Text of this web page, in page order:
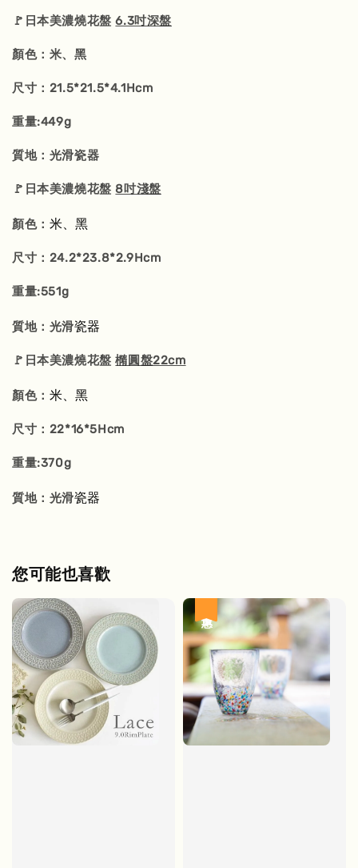
🚩日本美濃燒花盤6.3吋深盤
顏色：米、黑
尺寸：21.5*21.5*4.1Hcm
重量:449g
質地：光滑瓷器
🚩日本美濃燒花盤 8吋淺盤
顏色： 米、黑
尺寸：24.2*23.8*2.9Hcm
重量:551g
質地：光滑瓷器
🚩日本美濃燒花盤橢圓盤22cm
顏色： 米、黑
尺寸：22*16*5Hcm
重量:370g
質地：光滑瓷器
您可能也喜歡